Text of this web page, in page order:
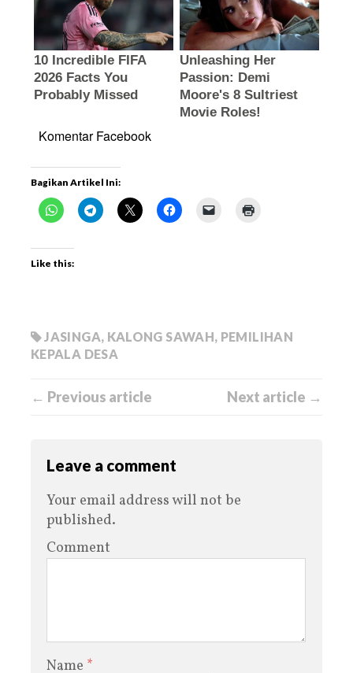
Komentar Facebook
Bagikan Artikel Ini:
Like this:
JASINGA, KALONG SAWAH, PEMILIHAN
KEPALA DESA
← Previous article Next article →
Leave a comment
Your email address will not be
published.
Comment
Name *